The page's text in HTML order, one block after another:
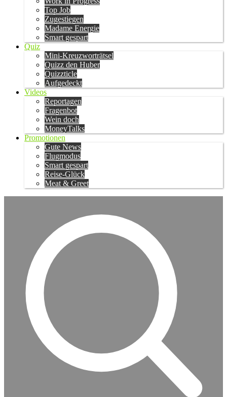
Top Job
Zugestiegen
Madame Energie
Smart gespart
Quiz
Mini-Kreuzworträtsel
Quizz den Huber
Quizzticle
Aufgedeckt
Videos
Reportagen
Fragenbot
Wein doch
MoneyTalks
Promotionen
Gute News
Flugmodus
Smart gespart
Reise-Glück
Meat & Greet